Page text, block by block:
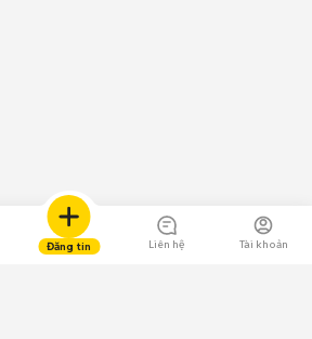
Đăng tin Liên hệ Tài khoản